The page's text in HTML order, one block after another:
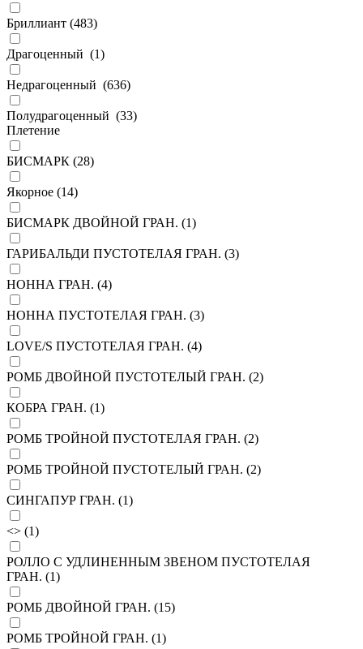
Бриллиант (483)
Драгоценный (1)
Недрагоценный (636)
Полудрагоценный (33)
Плетение
БИСМАРК (28)
Якорное (14)
БИСМАРК ДВОЙНОЙ ГРАН. (1)
ГАРИБАЛЬДИ ПУСТОТЕЛАЯ ГРАН. (3)
НОННА ГРАН. (4)
НОННА ПУСТОТЕЛАЯ ГРАН. (3)
LOVE/S ПУСТОТЕЛАЯ ГРАН. (4)
РОМБ ДВОЙНОЙ ПУСТОТЕЛЫЙ ГРАН. (2)
КОБРА ГРАН. (1)
РОМБ ТРОЙНОЙ ПУСТОТЕЛАЯ ГРАН. (2)
РОМБ ТРОЙНОЙ ПУСТОТЕЛЫЙ ГРАН. (2)
СИНГАПУР ГРАН. (1)
<> (1)
РОЛЛО С УДЛИНЕННЫМ ЗВЕНОМ ПУСТОТЕЛАЯ
ГРАН. (1)
РОМБ ДВОЙНОЙ ГРАН. (15)
РОМБ ТРОЙНОЙ ГРАН. (1)